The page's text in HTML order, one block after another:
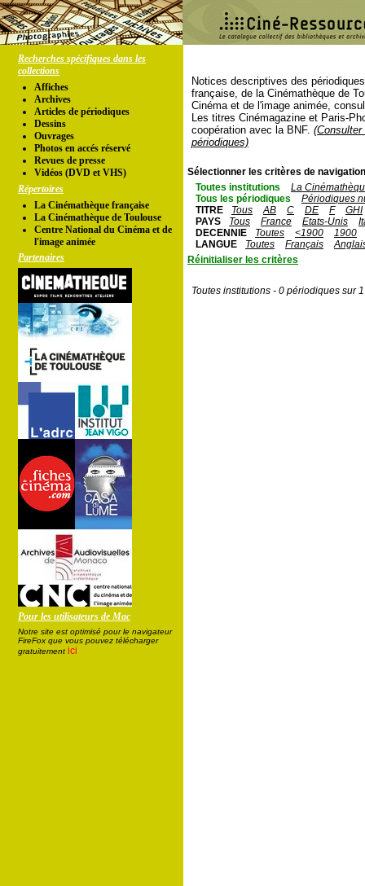
Recherches spécifiques dans les
collections
Affiches
Archives
Articles de périodiques
Dessins
Ouvrages
Photos en accés réservé
Revues de presse
Vidéos (DVD et VHS)
Répertoires
La Cinémathèque française
La Cinémathèque de Toulouse
Centre National du Cinéma et de
l'image animée
Partenaires
Pour les utilisateurs de Mac
Notre site est optimisé pour le navigateur
FireFox que vous pouvez télécharger
gratuitement ici
Notices descriptives des
française, de la Cinémathèque de
Cinéma et de l'image animée,
Les titres Cinémagazine et Paris-
coopération avec la BNF.
périodiques)
Sélectionner les critères de
Toutes institutions
La
Tous les périodiques
Périodiques
TITRE
Tous AB C DE F
GHI
PAYS
Tous France Etats-Unis
DECENNIE
Toutes <1900
1900
LANGUE
Toutes Français
Réinitialiser les critères
Toutes institutions - 0 périodiques sur